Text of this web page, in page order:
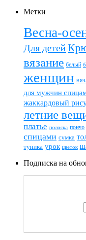
Метки
Весна-
Для детей
вязание белый
женщин
для мужчин
жаккардовый
летние
платье полоска пончо
спицами сумка
туника урок цветок
Подписка на